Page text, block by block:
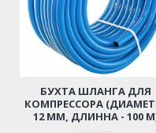
БУХТА ШЛАНГА ДЛЯ
КОМПРЕССОРА
12 ММ, ДЛИННА - 100